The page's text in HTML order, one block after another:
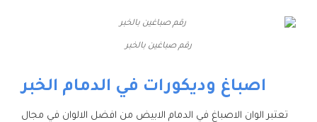
رقم صباغين بالخبر
اصباغ وديكورات في الدمام الخبر
تعتبر الوان الاصباغ في الدمام الابيض من افضل الالوان في مجال